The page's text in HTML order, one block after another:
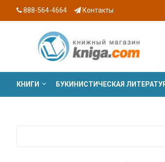
888-564-4664 Контакты
КНИГИ БУКИНИСТИЧЕСКАЯ